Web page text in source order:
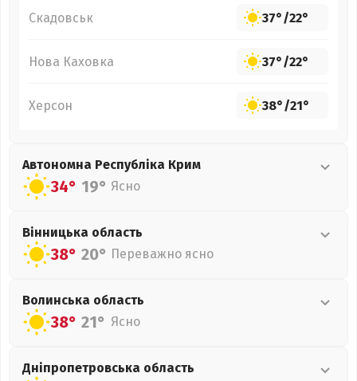
Скадовськ 37°/22°
Нова Каховка 37°/22°
Херсон 38°/21°
Автономна Республіка Крим
34° 19° Ясно
Вінницька область
38° 20° Переважно ясно
Волинська область
38° 21° Ясно
Дніпропетровська область